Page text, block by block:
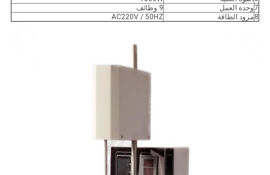
7وحدة العمل
9 وظائف
8مزود الطاقة AC220V / 50HZ